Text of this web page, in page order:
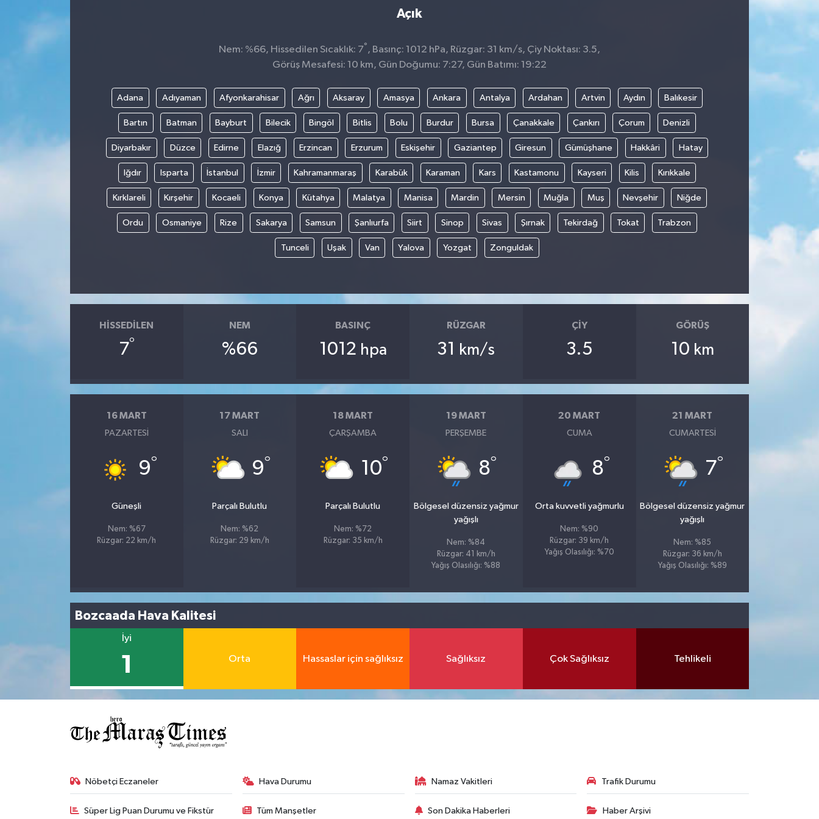
Açık
Nem: %66, Hissedilen Sıcaklık: 7° , Basınç: 1012 hPa, Rüzgar: 31 km/s, Çiy Noktası: 3.5,
Görüş Mesafesi: 10 km, Gün Doğumu: 7:27, Gün Batımı: 19:22
Adana Adıyaman Afyonkarahisar Ağrı Aksaray Amasya Ankara Antalya Ardahan Artvin Aydın Balıkesir
Bartın Batman Bayburt Bilecik Bingöl Bitlis Bolu Burdur Bursa Çanakkale Çankırı Çorum Denizli
Diyarbakır Düzce Edirne Elazığ Erzincan Erzurum Eskişehir Gaziantep Giresun Gümüşhane Hakkâri Hatay
Iğdır Isparta İstanbul İzmir Kahramanmaraş Karabük Karaman Kars Kastamonu Kayseri Kilis Kırıkkale
Kırklareli Kırşehir Kocaeli Konya Kütahya Malatya Manisa Mardin Mersin Muğla Muş Nevşehir Niğde
Ordu Osmaniye Rize Sakarya Samsun Şanlıurfa Siirt Sinop Sivas Şırnak Tekirdağ Tokat Trabzon
Tunceli Uşak Van Yalova Yozgat Zonguldak
HISSEDILEN
7°
NEM
%66
BASINÇ
1012 hpa
RÜZGAR
31 km/s
ÇIY
3.5
GÖRÜŞ
10 km
16 MART
PAZARTESI
9°
Güneşli
Nem: %67
Rüzgar: 22 km/h
17 MART
SALI
9°
Parçalı Bulutlu
Nem: %62
Rüzgar: 29 km/h
18 MART
ÇARŞAMBA
10°
Parçalı Bulutlu
Nem: %72
Rüzgar: 35 km/h
19 MART
PERŞEMBE
8°
Bölgesel düzensiz yağmur
yağışlı
Nem: %84
Rüzgar: 41 km/h
Yağış Olasılığı: %88
20 MART
CUMA
8°
Orta kuvvetli yağmurlu
Nem: %90
Rüzgar: 39 km/h
Yağış Olasılığı: %70
21 MART
CUMARTESI
7°
Bölgesel düzensiz yağmur
yağışlı
Nem: %85
Rüzgar: 36 km/h
Yağış Olasılığı: %89
Bozcaada Hava Kalitesi
İyi
1 Orta Hassaslar için sağlıksız Sağlıksız Çok Sağlıksız Tehlikeli
Nöbetçi Eczaneler Hava Durumu Namaz Vakitleri Trafik Durumu
Süper Lig Puan Durumu ve Fikstür Tüm Manşetler Son Dakika Haberleri Haber Arşivi
SİYASET